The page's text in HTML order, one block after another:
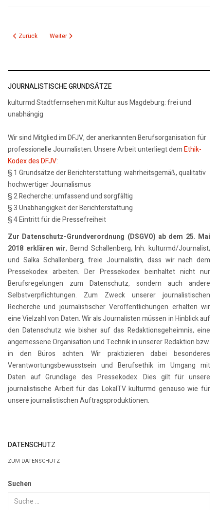
Vorheriger Beitrag: Polizei: Zeugen gesucht nach Diebstahl
Zurück Nächster Beitrag: BPOLI MD: Bundespolizei übergibt sieben
Weiter
JOURNALISTISCHE GRUNDSÄTZE
kulturmd Stadtfernsehen mit Kultur aus Magdeburg: frei und
unabhängig
Wir sind Mitglied im DFJV, der anerkannten Berufsorganisation für
professionelle Journalisten. Unsere Arbeit unterliegt demEthik-
Kodex des DFJV:
§ 1 Grundsätze der Berichterstattung: wahrheitsgemäß, qualitativ
hochwertiger Journalismus
§ 2 Recherche: umfassend und sorgfältig
§ 3 Unabhängigkeit der Berichterstattung
§ 4 Eintritt für die Pressefreiheit
Zur Datenschutz-Grundverordnung (DSGVO) ab dem 25. Mai
2018 erklären wir, Bernd Schallenberg, Inh. kulturmd/Journalist,
und Salka Schallenberg, freie Journalistin, dass wir nach dem
Pressekodex arbeiten. Der Pressekodex beinhaltet nicht nur
Berufsregelungen zum Datenschutz, sondern auch andere
Selbstverpflichtungen. Zum Zweck unserer journalistischen
Recherche und journalistischer Veröffentlichungen erhalten wir
eine Vielzahl von Daten. Wir als Journalisten müssen in Hinblick auf
den Datenschutz wie bisher auf das Redaktionsgeheimnis, eine
angemessene Organisation und Technik in unserer Redaktion bzw.
in den Büros achten. Wir praktizieren dabei besonderes
Verantwortungsbewusstsein und Berufsethik im Umgang mit
Daten auf Grundlage des Pressekodex. Dies gilt für unsere
journalistische Arbeit für das LokalTV kulturmd genauso wie für
unsere journalistischen Auftragsproduktionen.
DATENSCHUTZ
ZUM DATENSCHUTZ
Suchen